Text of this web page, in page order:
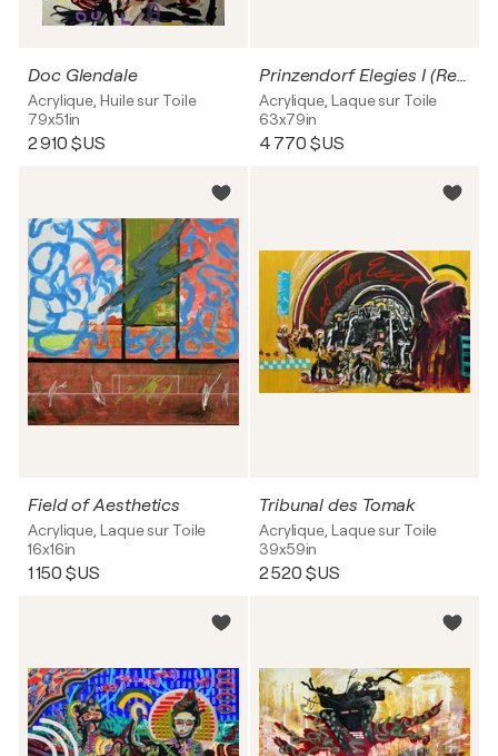
Doc Glendale
Acrylique, Huile sur Toile
79x51in
2 910 $US
Prinzendorf Elegies I (Requiem for Hermann Nitsch)
Acrylique, Laque sur Toile
63x79in
4 770 $US
Field of Aesthetics
Acrylique, Laque sur Toile
16x16in
1 150 $US
Tribunal des Tomak
Acrylique, Laque sur Toile
39x59in
2 520 $US